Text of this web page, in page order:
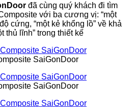
đã cùng quý khách đi tìm
với ba cương vị: “một
cứng, “một kẻ khổng lồ” về khả
thủ lĩnh” trong thiết kế
SaiGonDoor
SaiGonDoor